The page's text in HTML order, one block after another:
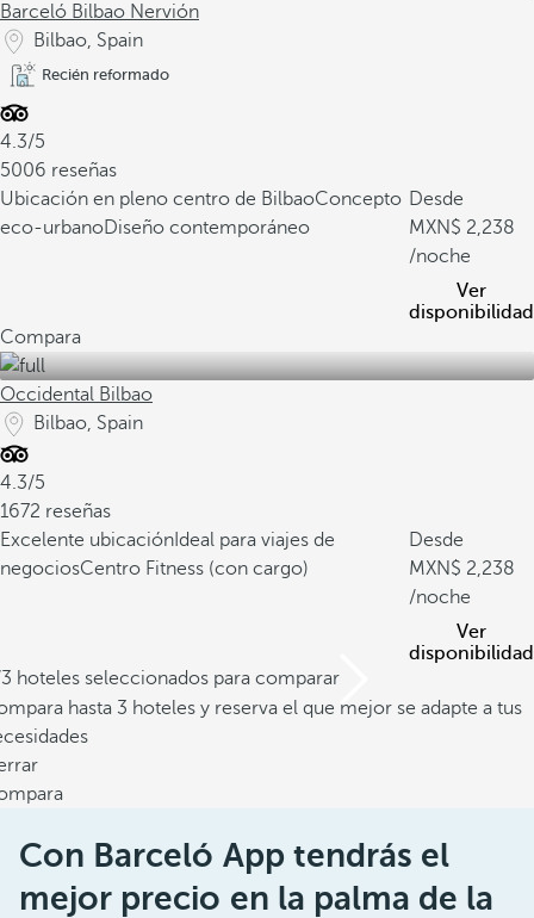
Barceló Bilbao Nervión
Bilbao, Spain
Recién reformado
4.3/5
5006 reseñas
Ubicación en pleno centro de BilbaoConcepto
eco-urbanoDiseño contemporáneo
Desde
2,238
/noche
Ver
disponibilidad
Compara
Occidental Bilbao
Bilbao, Spain
4.3/5
1672 reseñas
Excelente ubicación Ideal para viajes de
negociosCentro Fitness (con cargo)
Desde
2,238
/noche
Ver
disponibilidad
hoteles seleccionados para comparar
hasta 3 hoteles y reserva el que mejor se adapte a tus
Con Barceló App tendrás el
mejor precio en la palma de la